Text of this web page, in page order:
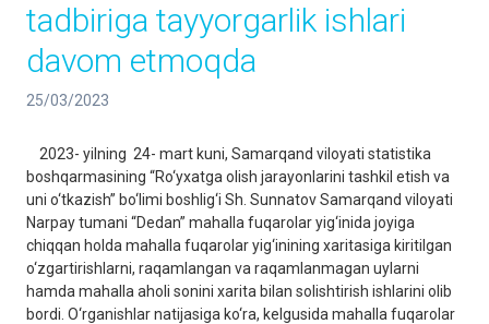
tadbiriga tayyorgarlik ishlari
davom etmoqda
25/03/2023
2023- yilning 24- mart kuni, Samarqand viloyati statistika
boshqarmasining “Ro‘yxatga olish jarayonlarini tashkil etish va
uni o‘tkazish” bo‘limi boshlig‘i Sh. Sunnatov Samarqand viloyati
Narpay tumani “Dedan” mahalla fuqarolar yig‘inida joyiga
chiqqan holda mahalla fuqarolar yig‘inining xaritasiga kiritilgan
o‘zgartirishlarni, raqamlangan va raqamlanmagan uylarni
hamda mahalla aholi sonini xarita bilan solishtirish ishlarini olib
bordi. O‘rganishlar natijasiga ko‘ra, kelgusida mahalla fuqarolar